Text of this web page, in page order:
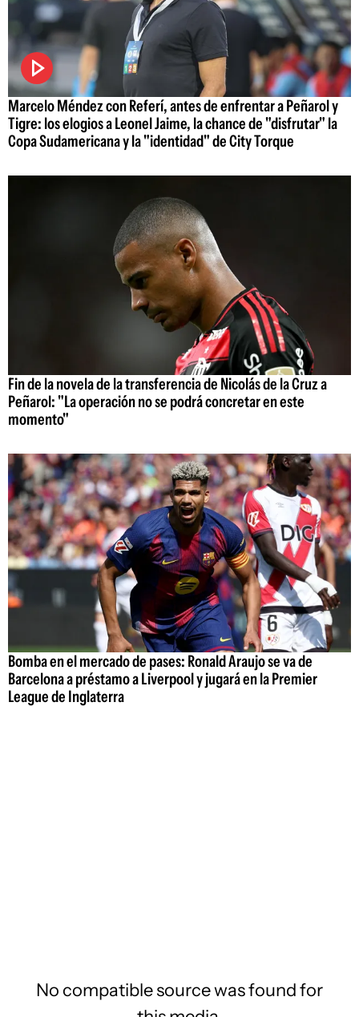
Marcelo Méndez con Referí, antes de enfrentar a Peñarol y
Tigre: los elogios a Leonel Jaime, la chance de "disfrutar" la
Copa Sudamericana y la "identidad" de City Torque
Fin de la novela de la transferencia de Nicolás de la Cruz a
Peñarol: "La operación no se podrá concretar en este
momento"
Bomba en el mercado de pases: Ronald Araujo se va de
Barcelona a préstamo a Liverpool y jugará en la Premier
League de Inglaterra
No compatible source was found for